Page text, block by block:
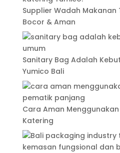
Supplier Wadah Makanan
Bocor & Aman
Sanitary Bag Adalah
Yumico Bali
Cara Aman Menggunakan
Katering